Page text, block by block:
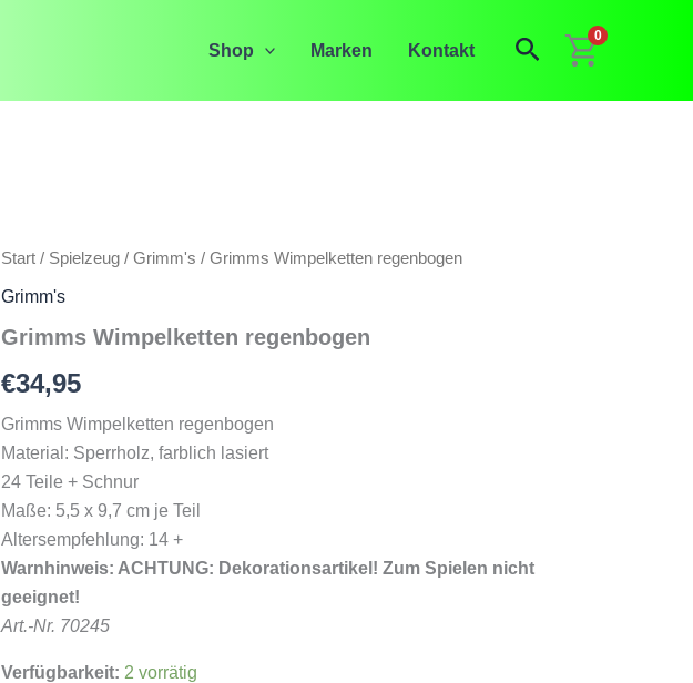
Shop Marken Kontakt Suchen
0
Start / Spielzeug / Grimm's / Grimms Wimpelketten regenbogen
Grimm's
Grimms Wimpelketten regenbogen
€34,95
Grimms Wimpelketten regenbogen
Material: Sperrholz, farblich lasiert
24 Teile + Schnur
Maße: 5,5 x 9,7 cm je Teil
Altersempfehlung: 14 +
Warnhinweis: ACHTUNG: Dekorationsartikel! Zum Spielen nicht
geeignet!
Art.-Nr. 70245
Verfügbarkeit: 2 vorrätig